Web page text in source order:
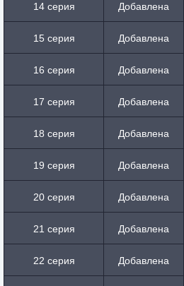
14 серия Добавлена
15 серия Добавлена
16 серия Добавлена
17 серия Добавлена
18 серия Добавлена
19 серия Добавлена
20 серия Добавлена
21 серия Добавлена
22 серия Добавлена